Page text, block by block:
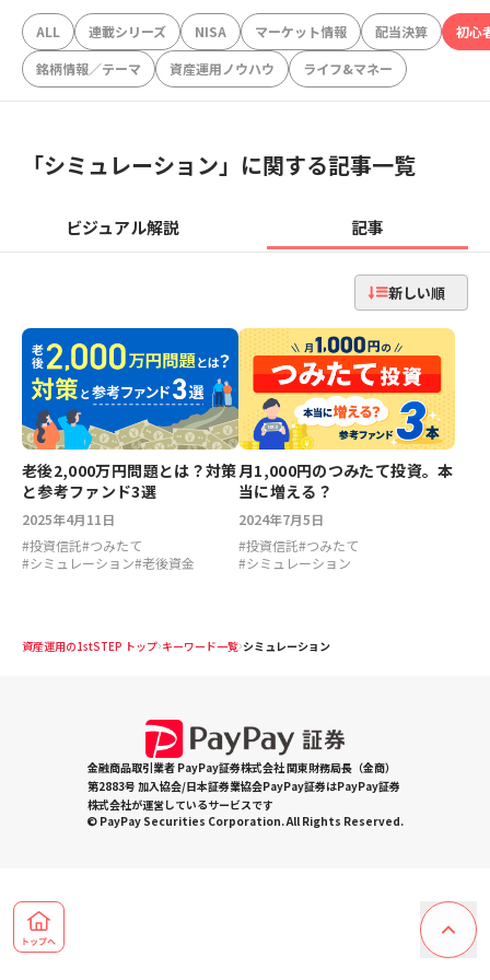
ALL 連載シリーズ NISA マーケット情報 配当決算
初心
銘柄情報／テーマ
資産運用ノウハウ ライフ&マネー
「シミュレーション」に関する記事一覧
ビジュアル解説 記事
新しい順
老後2,000万円問題とは？対策
と参考ファンド3選
2025年4月11日
#投資信託#つみたて
#シミュレーション#老後資金
月1,000円のつみたて投資。本
当に増える？
2024年7月5日
#投資信託#つみたて
#シミュレーション
資産運用の1stSTEP トップ キーワード一覧 シミュレーション
金融商品取引業者 PayPay証券株式会社 関東財務局長（金商）
第2883号 加入協会/日本証券業協会PayPay証券はPayPay証券
株式会社が運営しているサービスです
© PayPay Securities Corporation. All Rights Reserved.